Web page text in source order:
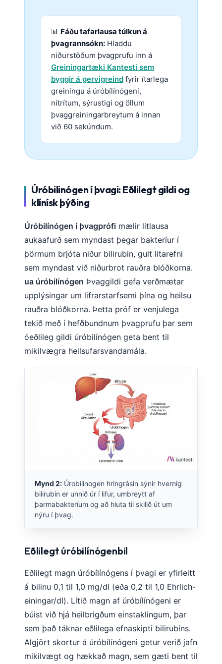
📊 Fáðu tafarlausa túlkun á
þvagrannsókn: Hladdu
niðurstöðum þvagprufu inn á
Greiningartæki Kantesti sem
byggir á gervigreind fyrir ítarlega
greiningu á úróbílínógeni,
nítrítum, sýrustigi og öllum
þvaggreiningarbreytum á innan
við 60 sekúndum.
Úróbilinógen í þvagi: Eðlilegt gildi og
klínísk þýðing
Úróbilínógen í þvagprófi mælir litlausa
aukaafurð sem myndast þegar bakteríur í
þörmum brjóta niður bilirubin, gult litarefni
sem myndast við niðurbrot rauðra blóðkorna.
ua úróbilínógen Þvaggildi gefa verðmætar
upplýsingar um lifrarstarfsemi þína og heilsu
rauðra blóðkorna. Þetta próf er venjulega
tekið með í hefðbundnum þvagprufu þar sem
óeðlileg gildi úróbilínógen geta bent til
mikilvægra heilsufarsvandamála.
Mynd 2: Úrobilinogen hringrásin sýnir hvernig
bilirubin er unnið úr í lifur, umbreytt af
þarmabakteríum og að hluta til skilið út um
nýru í þvag.
Eðlilegt úróbilínógenbil
Eðlilegt magn úróbílínógens í þvagi er yfirleitt
á bilinu 0,1 til 1,0 mg/dl (eða 0,2 til 1,0 Ehrlich-
einingar/dl). Lítið magn af úróbílínógeni er
búist við hjá heilbrigðum einstaklingum, þar
sem það táknar eðlilega efnaskipti bilirubíns.
Algjört skortur á úróbílínógeni getur verið jafn
mikilvægt og hækkað magn, sem gæti bent til